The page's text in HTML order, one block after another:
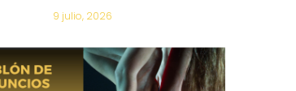
9 julio, 2026